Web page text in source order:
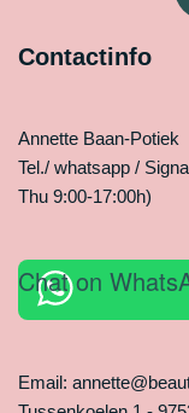
Contactinfo
Annette Baan-Potiek
Tel./ whatsapp /
Thu 9:00-17:00h)
Chat on
Email: